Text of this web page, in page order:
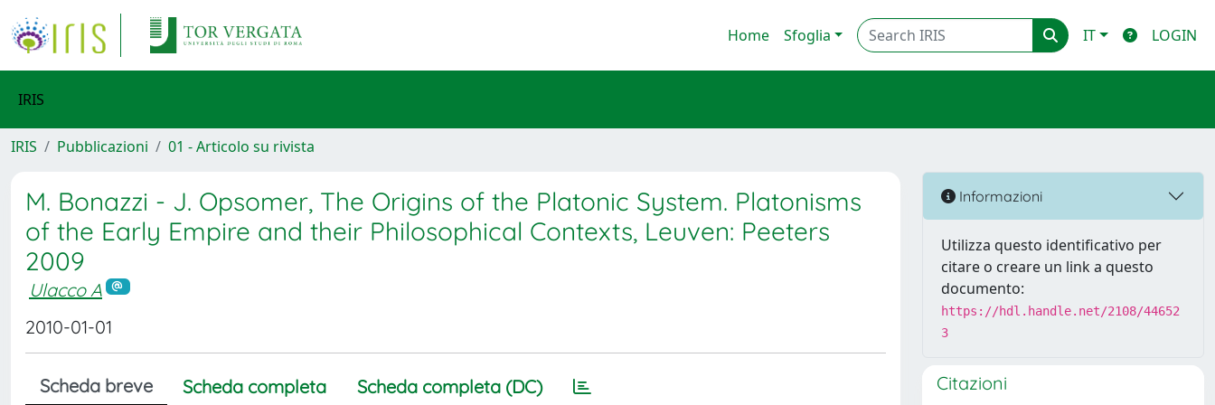
Home Sfoglia IT LOGIN
IRIS
IRIS Pubblicazioni 01 - Articolo su rivista
M. Bonazzi - J. Opsomer, The Origins of the Platonic System. Platonisms
of the Early Empire and their Philosophical Contexts, Leuven: Peeters
2009
Ulacco A
2010-01-01
Scheda breve Scheda completa Scheda completa (DC)
Informazioni
Utilizza questo identificativo per
citare o creare un link a questo
documento:
https://hdl.handle.net/2108/44652
3
Citazioni